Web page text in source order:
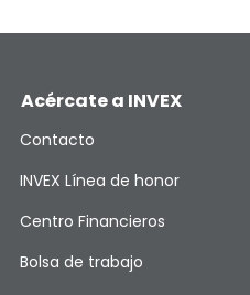
Acércate a INVEX
Contacto
INVEX Línea de honor
Centro Financieros
Bolsa de trabajo